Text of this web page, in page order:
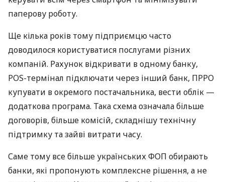
паперову роботу.
Ще кілька років тому підприємцю часто
доводилося користуватися послугами різних
компаній. Рахунок відкривати в одному банку,
POS-термінал підключати через інший банк, ПРРО
купувати в окремого постачальника, вести облік —
додаткова програма. Така схема означала більше
договорів, більше комісій, складнішу технічну
підтримку та зайві витрати часу.
Саме тому все більше українських ФОП обирають
банки, які пропонують комплексне рішення, а не